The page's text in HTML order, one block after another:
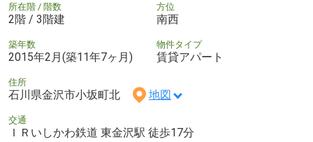
所在階 / 階数
2階 / 3階建
方位
南西
築年数
2015年2月(築11年7ヶ月)
物件タイプ
賃貸アパート
住所
石川県金沢市小坂町北 地図
交通
ＩＲいしかわ鉄道 東金沢駅 徒歩17分